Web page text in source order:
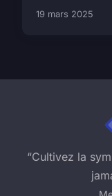
19 mars 2025
“Cultivez la